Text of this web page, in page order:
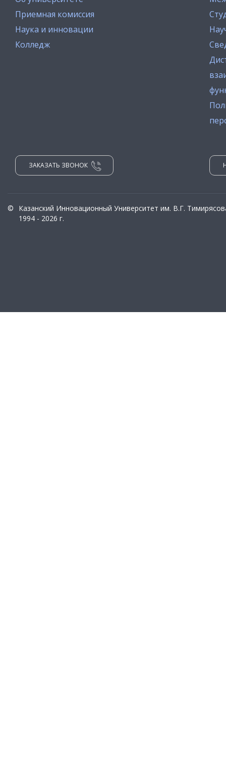
Приемная комиссия
Наука и инновации
Колледж
ЗАКАЗАТЬ ЗВОНОК
©
Казанский Инновационный Университет им. В.Г.
1994 - 2026 г.